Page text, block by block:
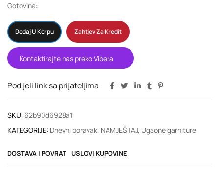
Gotovina:
Dodaj U Korpu Zahtjev Za Kredit
Kontaktirajte nas preko Vibera
Podijeli link sa prijateljima
SKU: 62b90d6928a1
KATEGORIJE: Dnevni boravak, NAMJEŠTAJ, Ugaone garniture
DOSTAVA I POVRAT USLOVI KUPOVINE